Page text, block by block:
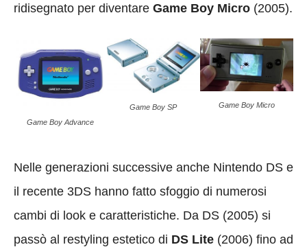
ridisegnato per diventare Game Boy Micro (2005).
Game Boy Advance
Game Boy SP Game Boy Micro
Nelle generazioni successive anche Nintendo DS e
il recente 3DS hanno fatto sfoggio di numerosi
cambi di look e caratteristiche. Da DS (2005) si
passò al restyling estetico di DS Lite (2006) fino ad